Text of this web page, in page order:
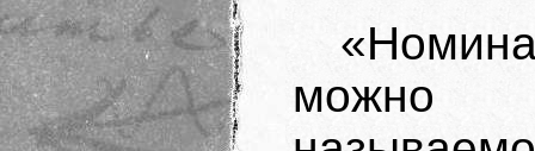
можно